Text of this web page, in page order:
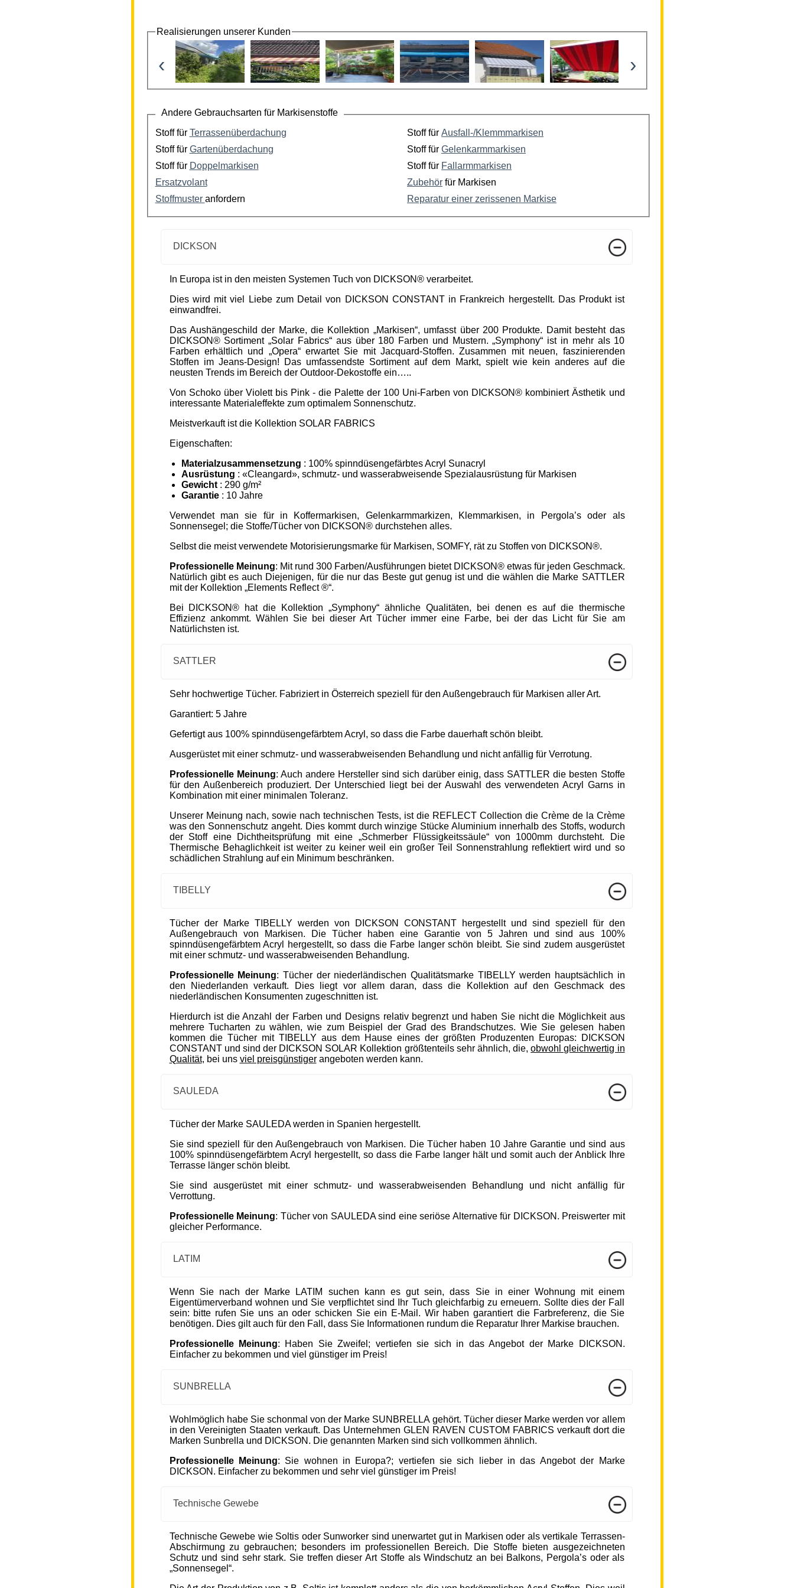
Realisierungen unserer Kunden
‹ ›
Andere Gebrauchsarten für Markisenstoffe
Stoff für Terrassenüberdachung Stoff für Ausfall-/Klemmmarkisen
Stoff für Gartenüberdachung Stoff für Gelenkarmmarkisen
Stoff für Doppelmarkisen Stoff für Fallarmmarkisen
Ersatzvolant
Zubehör für Markisen
Stoffmuster anfordern Reparatur einer zerissenen Markise
DICKSON
In Europa ist in den meisten Systemen Tuch von DICKSON® verarbeitet.
Dies wird mit viel Liebe zum Detail von DICKSON CONSTANT in Frankreich hergestellt. Das Produkt ist
einwandfrei.
Das Aushängeschild der Marke, die Kollektion „Markisen“, umfasst über 200 Produkte. Damit besteht das
DICKSON® Sortiment „Solar Fabrics“ aus über 180 Farben und Mustern. „Symphony“ ist in mehr als 10
Farben erhältlich und „Opera“ erwartet Sie mit Jacquard-Stoffen. Zusammen mit neuen, faszinierenden
Stoffen im Jeans-Design! Das umfassendste Sortiment auf dem Markt, spielt wie kein anderes auf die
neusten Trends im Bereich der Outdoor-Dekostoffe ein…..
Von Schoko über Violett bis Pink - die Palette der 100 Uni-Farben von DICKSON® kombiniert Ästhetik und
interessante Materialeffekte zum optimalem Sonnenschutz.
Meistverkauft ist die Kollektion SOLAR FABRICS
Eigenschaften:
Materialzusammensetzung : 100% spinndüsengefärbtes Acryl Sunacryl
Ausrüstung : «Cleangard», schmutz- und wasserabweisende Spezialausrüstung für Markisen
Gewicht: 290 g/m²
Garantie: 10 Jahre
Verwendet man sie für in Koffermarkisen, Gelenkarmmarkizen, Klemmarkisen, in Pergola’s oder als
Sonnensegel; die Stoffe/Tücher von DICKSON® durchstehen alles.
Selbst die meist verwendete Motorisierungsmarke für Markisen, SOMFY, rät zu Stoffen von DICKSON®.
Professionelle Meinung: Mit rund 300 Farben/Ausführungen bietet DICKSON® etwas für jeden Geschmack.
Natürlich gibt es auch Diejenigen, für die nur das Beste gut genug ist und die wählen die Marke SATTLER
mit der Kollektion „Elements Reflect ®“.
Bei DICKSON® hat die Kollektion „Symphony“ ähnliche Qualitäten, bei denen es auf die thermische
Effizienz ankommt. Wählen Sie bei dieser Art Tücher immer eine Farbe, bei der das Licht für Sie am
Natürlichsten ist.
SATTLER
Sehr hochwertige Tücher. Fabriziert in Österreich speziell für den Außengebrauch für Markisen aller Art.
Garantiert: 5 Jahre
Gefertigt aus 100% spinndüsengefärbtem Acryl, so dass die Farbe dauerhaft schön bleibt.
Ausgerüstet mit einer schmutz- und wasserabweisenden Behandlung und nicht anfällig für Verrotung.
Professionelle Meinung: Auch andere Hersteller sind sich darüber einig, dass SATTLER die besten Stoffe
für den Außenbereich produziert. Der Unterschied liegt bei der Auswahl des verwendeten Acryl Garns in
Kombination mit einer minimalen Toleranz.
Unserer Meinung nach, sowie nach technischen Tests, ist die REFLECT Collection die Crème de la Crème
was den Sonnenschutz angeht. Dies kommt durch winzige Stücke Aluminium innerhalb des Stoffs, wodurch
der Stoff eine Dichtheitsprüfung mit eine „Schmerber Flüssigkeitssäule“ von 1000mm durchsteht. Die
Thermische Behaglichkeit ist weiter zu keiner weil ein großer Teil Sonnenstrahlung reflektiert wird und so
schädlichen Strahlung auf ein Minimum beschränken.
TIBELLY
Tücher der Marke TIBELLY werden von DICKSON CONSTANT hergestellt und sind speziell für den
Außengebrauch von Markisen. Die Tücher haben eine Garantie von 5 Jahren und sind aus 100%
spinndüsengefärbtem Acryl hergestellt, so dass die Farbe langer schön bleibt. Sie sind zudem ausgerüstet
mit einer schmutz- und wasserabweisenden Behandlung.
Professionelle Meinung: Tücher der niederländischen Qualitätsmarke TIBELLY werden hauptsächlich in
den Niederlanden verkauft. Dies liegt vor allem daran, dass die Kollektion auf den Geschmack des
niederländischen Konsumenten zugeschnitten ist.
Hierdurch ist die Anzahl der Farben und Designs relativ begrenzt und haben Sie nicht die Möglichkeit aus
mehrere Tucharten zu wählen, wie zum Beispiel der Grad des Brandschutzes. Wie Sie gelesen haben
kommen die Tücher mit TIBELLY aus dem Hause eines der größten Produzenten Europas: DICKSON
CONSTANT und sind der DICKSON SOLAR Kollektion größtenteils sehr ähnlich, die,obwohl gleichwertig in
Qualität, bei uns viel preisgünstigerangeboten werden kann.
SAULEDA
Tücher der Marke SAULEDA werden in Spanien hergestellt.
Sie sind speziell für den Außengebrauch von Markisen. Die Tücher haben 10 Jahre Garantie und sind aus
100% spinndüsengefärbtem Acryl hergestellt, so dass die Farbe langer hält und somit auch der Anblick Ihre
Terrasse länger schön bleibt.
Sie sind ausgerüstet mit einer schmutz- und wasserabweisenden Behandlung und nicht anfällig für
Verrottung.
Professionelle Meinung: Tücher von SAULEDA sind eine seriöse Alternative für DICKSON. Preiswerter mit
gleicher Performance.
LATIM
Wenn Sie nach der Marke LATIM suchen kann es gut sein, dass Sie in einer Wohnung mit einem
Eigentümerverband wohnen und Sie verpflichtet sind Ihr Tuch gleichfarbig zu erneuern. Sollte dies der Fall
sein: bitte rufen Sie uns an oder schicken Sie ein E-Mail. Wir haben garantiert die Farbreferenz, die Sie
benötigen. Dies gilt auch für den Fall, dass Sie Informationen rundum die Reparatur Ihrer Markise brauchen.
Professionelle Meinung: Haben Sie Zweifel; vertiefen sie sich in das Angebot der Marke DICKSON.
Einfacher zu bekommen und viel günstiger im Preis!
SUNBRELLA
Wohlmöglich habe Sie schonmal von der Marke SUNBRELLA gehört. Tücher dieser Marke werden vor allem
in den Vereinigten Staaten verkauft. Das Unternehmen GLEN RAVEN CUSTOM FABRICS verkauft dort die
Marken Sunbrella und DICKSON. Die genannten Marken sind sich vollkommen ähnlich.
Professionelle Meinung: Sie wohnen in Europa?; vertiefen sie sich lieber in das Angebot der Marke
DICKSON. Einfacher zu bekommen und sehr viel günstiger im Preis!
Technische Gewebe
Technische Gewebe wie Soltis oder Sunworker sind unerwartet gut in Markisen oder als vertikale Terrassen-
Abschirmung zu gebrauchen; besonders im professionellen Bereich. Die Stoffe bieten ausgezeichneten
Schutz und sind sehr stark. Sie treffen dieser Art Stoffe als Windschutz an bei Balkons, Pergola’s oder als
„Sonnensegel“.